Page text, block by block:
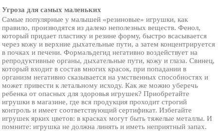
Угроза для самых маленьких
Самые популярные у малышей «резиновые» игрушки, как
правило, производятся из далеко неполезных веществ. Фенол,
который придает пластику и резине форму, быстро всасывается
через кожу и верхние дыхательные пути, а затем концентрируется
в почках и печени. Формальдегид негативно воздействует на
репродуктивные органы, дыхательные пути, кожу и глаза. Свинец,
который входит в состав многих красок, при попадании в
организм негативно сказывается на умственных способностях и
может привести к летальному исходу. Как же можно уберечь
ребенка от опасных для здоровья игрушек? Приобретайте
игрушки в магазине, где вся продукция проходит строгий
контроль и имеет соответствующий сертификат. Избегайте
игрушек ярких цветов: в красках могут быть тяжелые металлы. И
помните: игрушка не должна линять и иметь неприятный запах.